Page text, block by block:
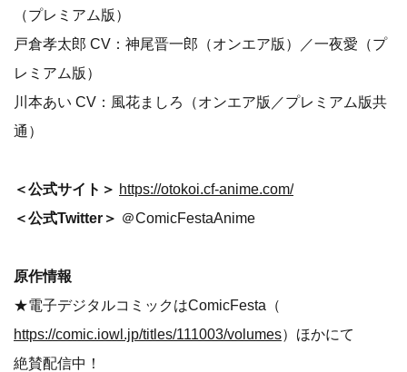
（プレミアム版）
戸倉孝太郎 CV：神尾晋一郎（オンエア版）／一夜愛（プ
レミアム版）
川本あい CV：風花ましろ（オンエア版／プレミアム版共
通）
＜公式サイト＞ https://otokoi.cf-anime.com/
＜公式Twitter＞ ＠ComicFestaAnime
原作情報
★電子デジタルコミックはComicFesta（
https://comic.iowl.jp/titles/111003/volumes）ほかにて
絶賛配信中！